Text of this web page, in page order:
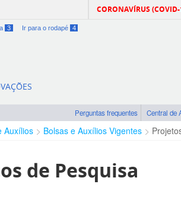
CORONAVÍRUS
3 Ir para o rodapé 4
Perguntas frequentes Central de
Auxílios Bolsas e Auxílios Vigentes
de Pesquisa